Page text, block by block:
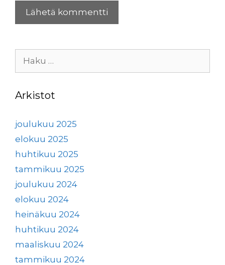
Arkistot
joulukuu 2025
elokuu 2025
huhtikuu 2025
tammikuu 2025
joulukuu 2024
elokuu 2024
heinäkuu 2024
huhtikuu 2024
maaliskuu 2024
tammikuu 2024